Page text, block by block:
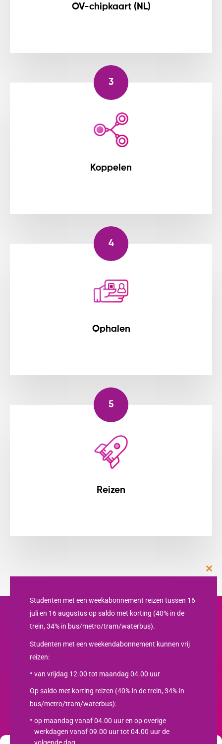
OV-chipkaart (NL)
3
Koppelen
4
Ophalen
5
Reizen
Nieuwsbrief
Studenten met een weekabonnement reizen tussen 16
juli en 16 augustus op saldo met korting (40% in de
trein, 34% in bus/metro/tram/waterbus).
Studenten met een weekendabonnement kunnen vrij
reizen:
van vrijdag 12.00 tot maandag 04.00 uur
Op saldo met korting reizen (40% in de trein, 34% in
bus/metro/tram/waterbus):
op maandag vanaf 04.00 uur en op overige
werkdagen vanaf 09.00 uur tot 04.00 uur de